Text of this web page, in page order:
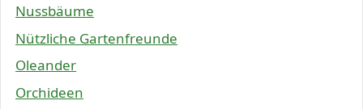
Nussbäume
Nützliche Gartenfreunde
Oleander
Orchideen